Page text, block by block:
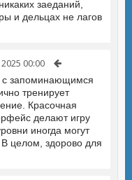
заеданий,
и дельцах не лагов
00:00
с запоминающимся
тренирует
Красочная
делают игру
иногда могут
целом, здорово для